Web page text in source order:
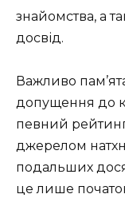
знайомства, а
досвід.
Важливо
допущення до
певний
джерелом
подальших
це лише